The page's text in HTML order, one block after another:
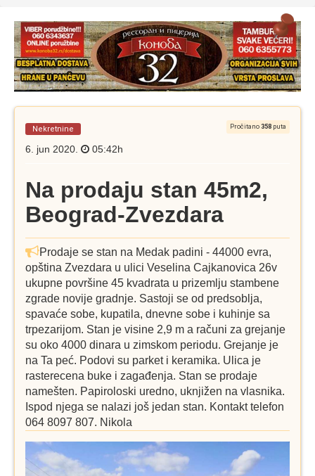
Nekretnine
6. jun 2020. 05:42h
Pročitano 358 puta
Na prodaju stan 45m2,
Beograd-Zvezdara
Prodaje se stan na Medak padini - 44000 evra,
opština Zvezdara u ulici Veselina Cajkanovica 26v
ukupne površine 45 kvadrata u prizemlju stambene
zgrade novije gradnje. Sastoji se od predsoblja,
spavaće sobe, kupatila, dnevne sobe i kuhinje sa
trpezarijom. Stan je visine 2,9 m a računi za grejanje
su oko 4000 dinara u zimskom periodu. Grejanje je
na Ta peć. Podovi su parket i keramika. Ulica je
rasterecena buke i zagađenja. Stan se prodaje
namešten. Papiroloski uredno, uknjižen na vlasnika.
Ispod njega se nalazi još jedan stan. Kontakt telefon
064 8097 807. Nikola